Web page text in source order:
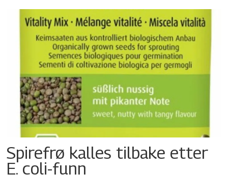
Spirefrø kalles tilbake etter
E. coli-funn